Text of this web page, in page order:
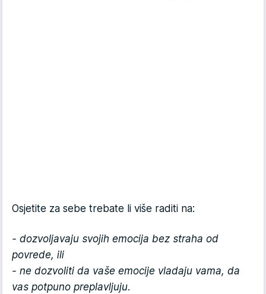
Osjetite za sebe trebate li više raditi na:
- dozvoljavaju svojih emocija bez straha od
povrede, ili
- ne dozvoliti da vaše emocije vladaju vama, da
vas potpuno preplavljuju.